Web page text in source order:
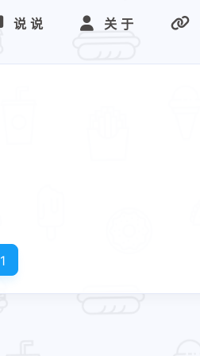
说说 关于
1